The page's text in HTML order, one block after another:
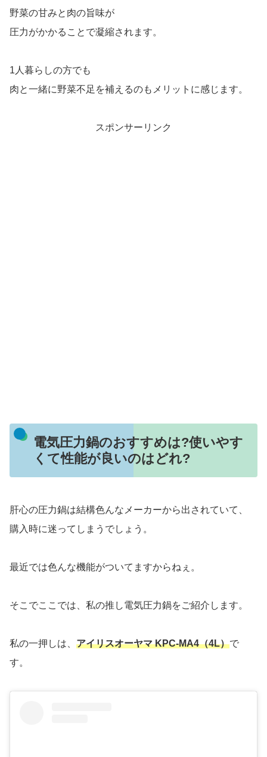
野菜の甘みと肉の旨味が
圧力がかかることで凝縮されます。
1人暮らしの方でも
肉と一緒に野菜不足を補えるのもメリットに感じます。
スポンサーリンク
電気圧力鍋のおすすめは?使いやす
くて性能が良いのはどれ?
肝心の圧力鍋は結構色んなメーカーから出されていて、
購入時に迷ってしまうでしょう。
最近では色んな機能がついてますからねぇ。
そこでここでは、私の推し電気圧力鍋をご紹介します。
私の一押しは、 アイリスオーヤマ KPC-MA4（4L）で
す。